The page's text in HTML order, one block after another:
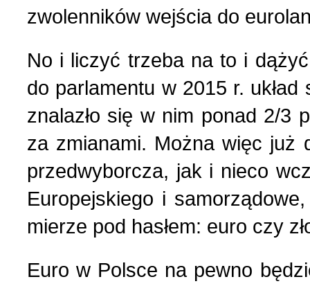
zwolenników wejścia do
No i liczyć trzeba na to i
do parlamentu w 2015 r. układ
znalazło się w nim ponad 2/3
za zmianami. Można więc już
przedwyborcza, jak i nieco
Europejskiego i
mierze pod hasłem: euro czy
Euro w Polsce na pewno